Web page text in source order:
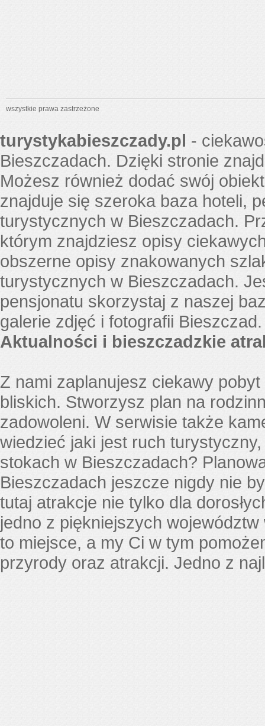
wszystkie prawa zastrzeżone
turystykabieszczady.pl -
Bieszczadach. Dzięki stronie
Możesz również dodać swój
znajduje się szeroka baza hoteli,
turystycznych w Bieszczadach.
którym znajdziesz opisy
obszerne opisy znakowanych
turystycznych w Bieszczadach.
pensjonatu skorzystaj z naszej
galerie zdjęć i fotografii Bieszczad.
Aktualności i bieszczadzkie
Z nami zaplanujesz ciekawy
bliskich. Stworzysz plan na
zadowoleni. W serwisie także
wiedzieć jaki jest ruch
stokach w Bieszczadach?
Bieszczadach jeszcze nigdy nie
tutaj atrakcje nie tylko dla
jedno z piękniejszych
to miejsce, a my Ci w tym
przyrody oraz atrakcji. Jedno z